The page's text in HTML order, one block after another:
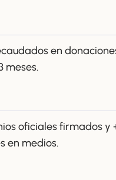
en
meses.
oficiales firmados y
en medios.